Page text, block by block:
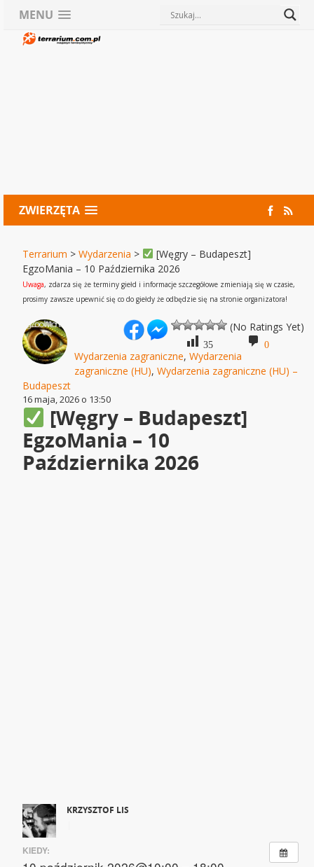
MENU
ZWIERZĘTA
Terrarium >Wydarzenia >
[Węgry – Budapeszt]
EgzoMania – 10 Października 2026
Uwaga, zdarza się że terminy giełd i informacje szczegółowe zmieniają się w czasie,
prosimy zawsze upewnić się co do giełdy że odbędzie się na stronie organizatora!
(No Ratings Yet)
35 0
Wydarzenia zagraniczne,Wydarzenia
zagraniczne (HU),Wydarzenia zagraniczne (HU) –
Budapeszt
16 maja, 2026 o 13:50
[Węgry – Budapeszt]
EgzoMania – 10
Października 2026
KRZYSZTOF LIS
KIEDY: